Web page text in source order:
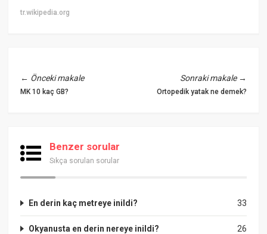
tr.wikipedia.org
← Önceki makale
MK 10 kaç GB?
Sonraki makale→
Ortopedik yatak ne demek?
Benzer sorular
Sıkça sorulan sorular
33
En derin kaç metreye inildi?
26
Okyanusta en derin nereye inildi?